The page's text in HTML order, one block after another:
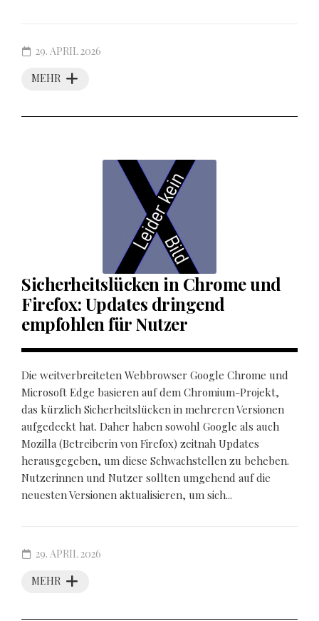
MEHR
29. APRIL 2026
Sicherheitslücken in Chrome und
Firefox: Updates dringend
empfohlen für Nutzer
Die weitverbreiteten Webbrowser Google Chrome und
Microsoft Edge basieren auf dem Chromium-Projekt,
das kürzlich Sicherheitslücken in mehreren Versionen
aufgedeckt hat. Daher haben sowohl Google als auch
Mozilla (Betreiberin von Firefox) zeitnah Updates
herausgegeben, um diese Schwachstellen zu beheben.
Nutzerinnen und Nutzer sollten umgehend auf die
neuesten Versionen aktualisieren, um sich...
MEHR
29. APRIL 2026